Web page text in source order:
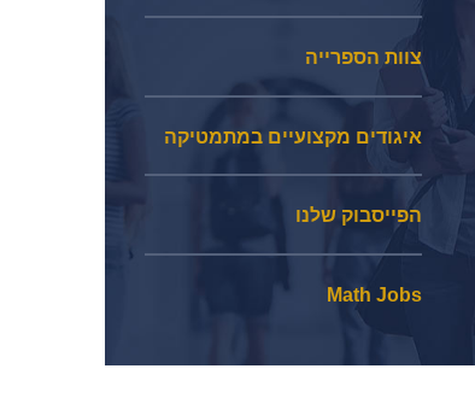
צוות הספרייה
איגודים מקצועיים במתמטיקה
הפייסבוק שלנו
Math Jobs